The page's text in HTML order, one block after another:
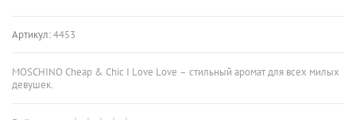
Артикул:4453
MOSCHINO Cheap & Chic I Love Love – стильный аромат для всех милых
девушек.